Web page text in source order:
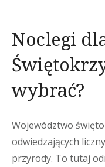
Noclegi
wybrać?
Województwo
odwiedzających
przyrody. To tutaj